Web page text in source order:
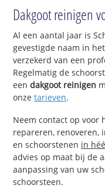
Dakgoot reinigen
Al een aantal jaar is
gevestigde naam in
verzekerd van een
Regelmatig de
eendakgoot reinigen
onzetarieven.
Neem contact op voor
repareren, renoveren,
en schoorstenen in
advies op maat bij de
aanpassing van uw
schoorsteen.